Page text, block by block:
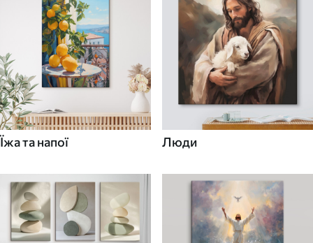
Їжа та напої Люди